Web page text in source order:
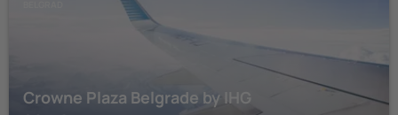
Crowne Plaza Belgrade by IHG